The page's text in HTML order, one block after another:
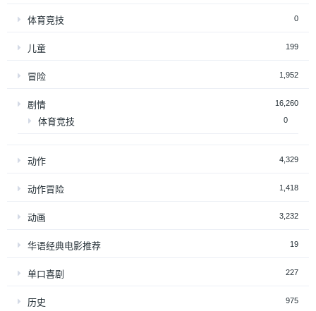
体育竞技 0
儿童 199
冒险 1,952
剧情 16,260
体育竞技 0
动作 4,329
动作冒险 1,418
动画 3,232
华语经典电影推荐 19
单口喜剧 227
历史 975